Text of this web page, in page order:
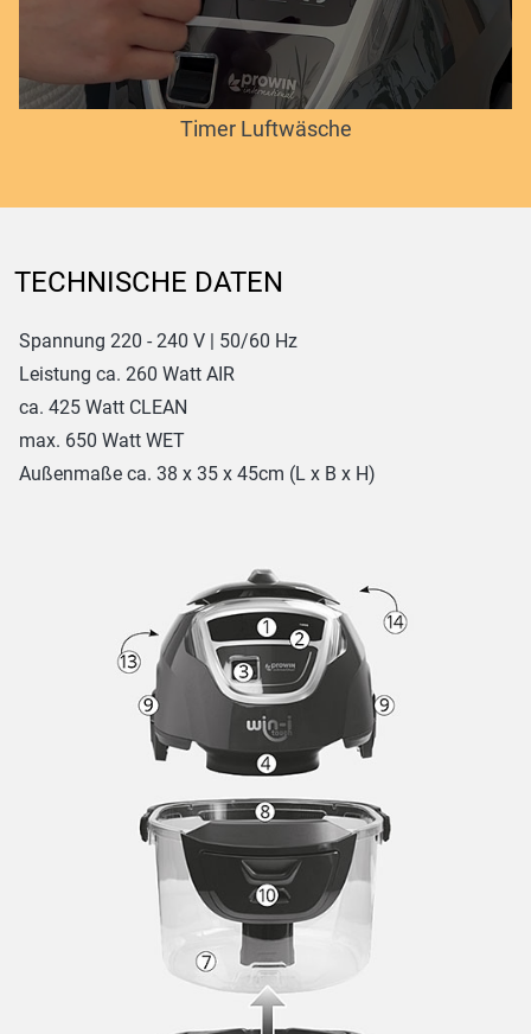
Timer Luftwäsche
TECHNISCHE DATEN
Spannung 220 - 240 V | 50/60 Hz
Leistung ca. 260 Watt AIR
ca. 425 Watt CLEAN
max. 650 Watt WET
Außenmaße ca. 38 x 35 x 45cm (L x B x H)